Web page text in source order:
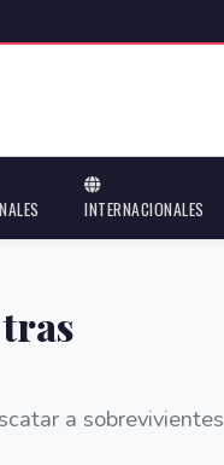
INTERNACIONALES
a sobrevivientes